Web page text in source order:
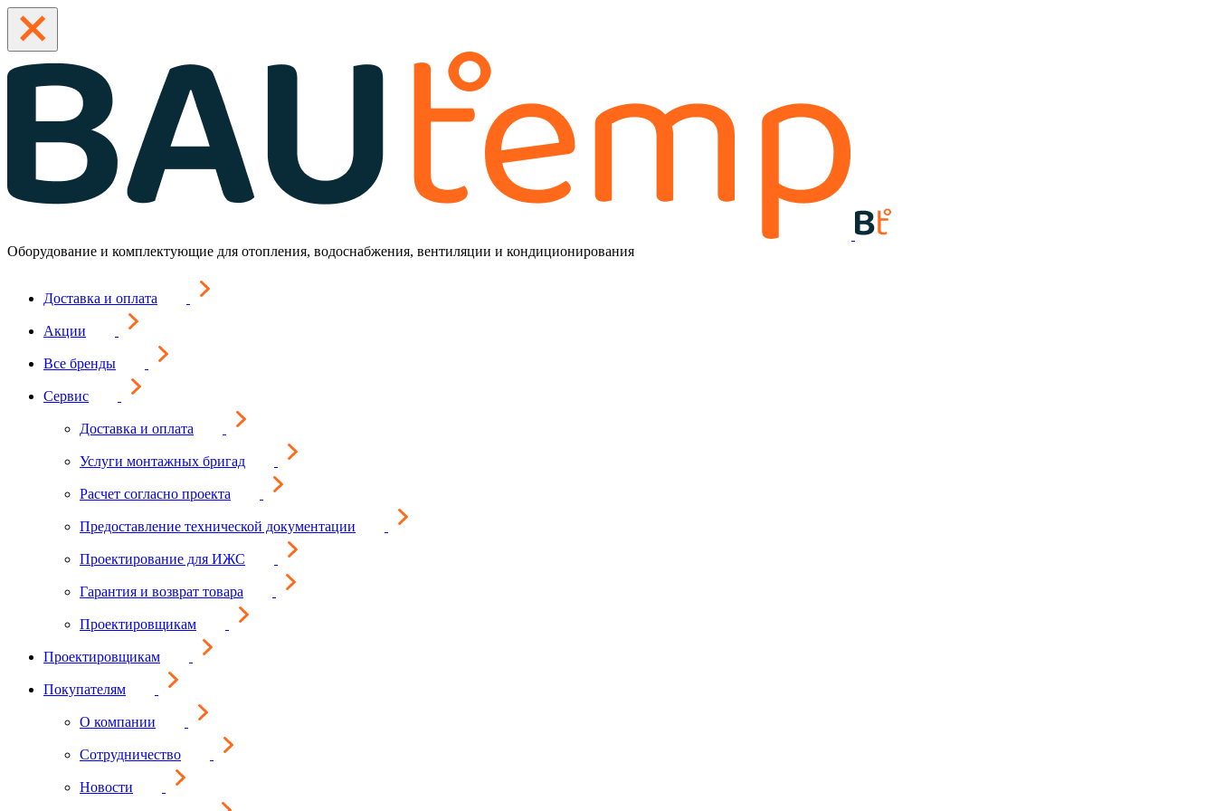
Оборудование и комплектующие для отопления, водоснабжения, вентиляции и кондиционирования
Доставка и оплата
Акции
Все бренды
Сервис
Доставка и оплата
Услуги монтажных бригад
Расчет согласно проекта
Предоставление технической документации
Проектирование для ИЖС
Гарантия и возврат товара
Проектировщикам
Проектировщикам
Покупателям
О компании
Сотрудничество
Новости